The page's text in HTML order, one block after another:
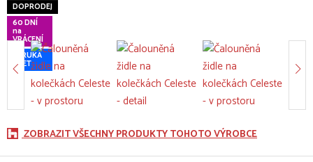
DOPRODEJ
60 DNÍ
na
VRÁCENÍ
ZÁRUKA
5 LET
ZOBRAZIT VŠECHNY PRODUKTY TOHOTO VÝROBCE